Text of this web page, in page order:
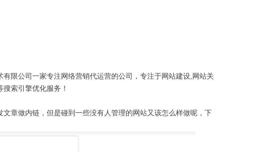
限公司一家专注网络营销代运营的公司，专注于网站建设,网站关
索引擎优化服务！
章做内链，但是碰到一些没有人管理的网站又该怎么样做呢，下